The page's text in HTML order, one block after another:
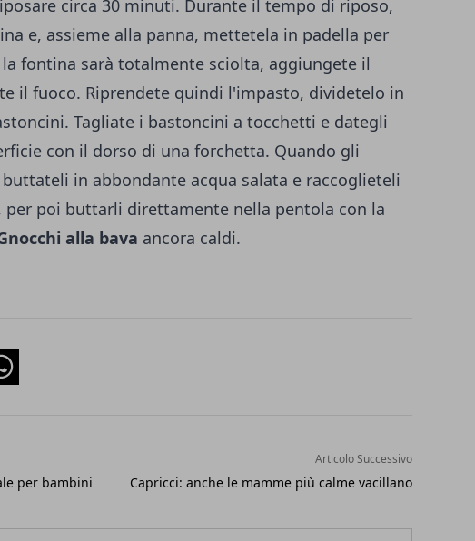
circa 30 minuti. Durante il tempo di riposo,
e, assieme alla panna, mettetela in padella per
fontina sarà totalmente sciolta, aggiungete il
il fuoco. Riprendete quindi l'impasto, dividetelo in
Tagliate i bastoncini a tocchetti e dategli
con il dorso di una forchetta. Quando gli
in abbondante acqua salata e raccoglieteli
per poi buttarli direttamente nella pentola con la
alla bava ancora caldi.
per bambini
Articolo Successivo
Capricci: anche le mamme più calme vacillano